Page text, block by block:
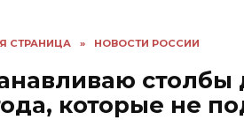
СТРАНИЦА » НОВОСТИ РОССИИ
столбы
которые не